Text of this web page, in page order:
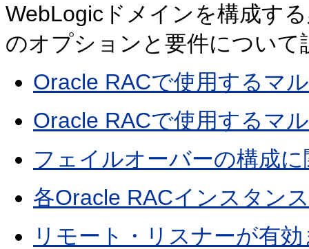
WebLogicドメインを構成す
のオプションと要件について
Oracle RACで使用するマ
Oracle RACで使用するマ
フェイルオーバーの構成
各Oracle RACインスタン
リモート・リスナーが有